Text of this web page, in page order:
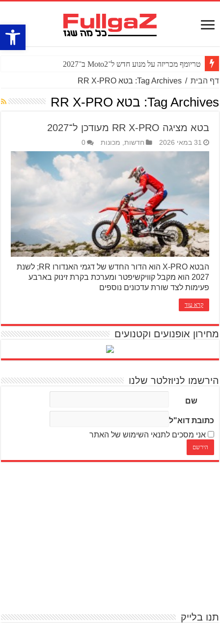
פתח
טריומף מכריזה על מנוע חדש ל־Moto2 ב־2027
דף הבית / Tag Archives: בטא RR X-PRO
Tag Archives: בטא RR X-PRO
בטא מציגה RR X-PRO מעודכן ל־2027
31 במאי 2026 חדשות מכונות 0
הבטא X-PRO הוא הדור החדש של דגמי האנדורו RR; לשנת
2027 הוא מקבל קוויקשיפטר ומערכת בקרת זינוק בארבע
פעימות לצד שורת עדכונים נוספים
קרא עוד
מחירון אופנועים וקטנועים
הירשמו לניוזלטר שלנו
שם
כתובת דוא"ל
אני מסכים לתנאי השימוש של האתר
תנו בלייק